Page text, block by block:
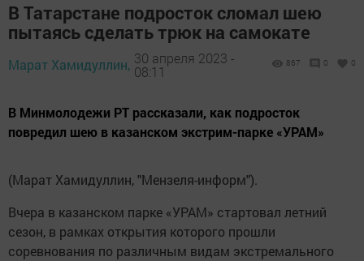
В Татарстане подросток сломал шею
пытаясь сделать трюк на самокате
Марат Хамидуллин, 30 апреля 2023 -
08:11
867 0 0
В Минмолодежи РТ рассказали, как подросток
повредил шею в казанском экстрим-парке «УРАМ»
(Марат Хамидуллин, "Мензеля-информ").
Вчера в казанском парке «УРАМ» стартовал летний
сезон, в рамках открытия которого прошли
соревнования по различным видам экстремального